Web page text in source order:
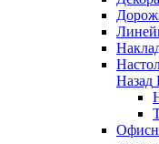
Назад